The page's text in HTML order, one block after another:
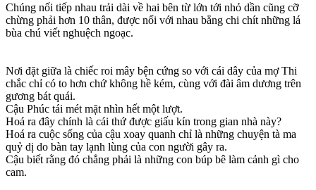
Chúng nối tiếp nhau trải dài về hai bên từ lớn tới nhỏ dần cũng cỡ
chừng phải hơn 10 thân, được nối với nhau bằng chi chít những lá
bùa chú viết nghuệch ngoạc.
Nơi đặt giữa là chiếc roi mây bện cứng so với cái dây của mợ Thi
chắc chỉ có to hơn chứ không hề kém, cùng với đài âm dương trên
gương bát quái.
Cậu Phúc tái mét mặt nhìn hết một lượt.
Hoá ra đây chính là cái thứ được giấu kín trong gian nhà này?
Hoá ra cuộc sống của cậu xoay quanh chỉ là những chuyện tà ma
quỷ dị do bàn tay lạnh lùng của con người gây ra.
Cậu biết rằng đó chẳng phải là những con búp bê làm cảnh gì cho
cam.